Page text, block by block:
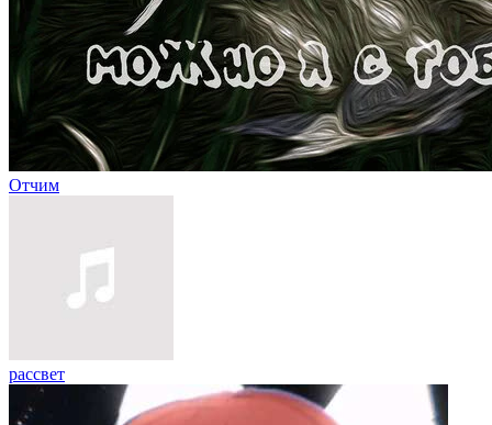
Отчим
рассвет